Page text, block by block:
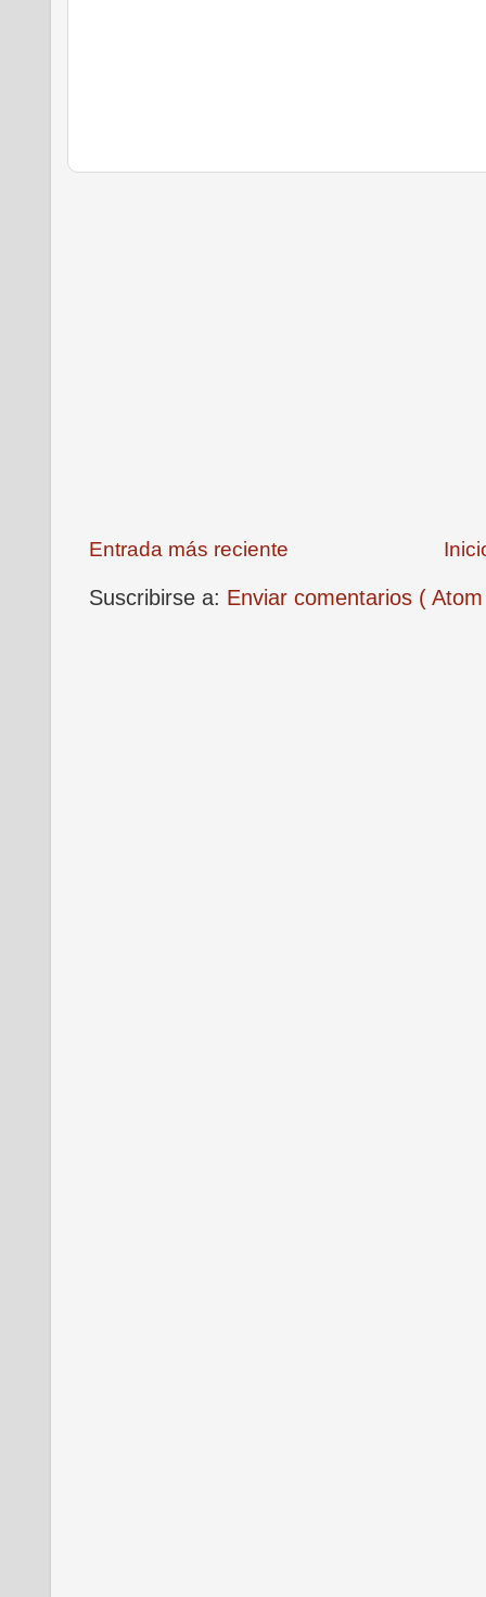
Entrada más reciente
Suscribirse a: Enviar comentarios (